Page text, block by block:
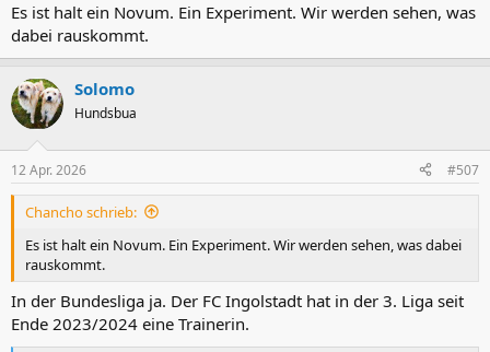
Es ist halt ein Novum. Ein Experiment. Wir werden sehen, was
dabei rauskommt.
Solomo
Hundsbua
12 Apr. 2026 #507
Chancho schrieb:
Es ist halt ein Novum. Ein Experiment. Wir werden sehen, was dabei
rauskommt.
In der Bundesliga ja. Der FC Ingolstadt hat in der 3. Liga seit
Ende 2023/2024 eine Trainerin.